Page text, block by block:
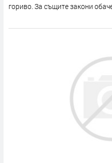
гориво. За същите закони